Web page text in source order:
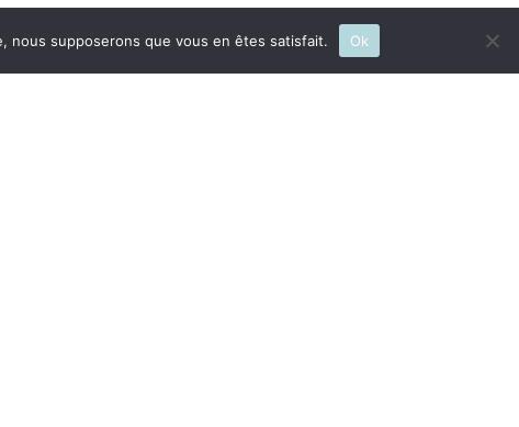
nous supposerons que vous en êtes satisfait. Ok